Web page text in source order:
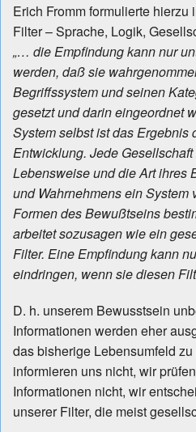
Erich Fromm formulierte hierzu
Filter – Sprache, Logik,
„… die Empfindung kann nur
werden, daß sie
Begriffssystem und seinen
gesetzt und darin eingeordnet
System selbst ist das Ergebnis
Entwicklung. Jede
Lebensweise und die Art ihres
und Wahrnehmens ein System
Formen des Bewußtseins
arbeitet sozusagen wie ein
Filter. Eine Empfindung kann
eindringen, wenn sie diesen
D. h. unserem Bewusstsein
Informationen werden eher
das bisherige Lebensumfeld
informieren uns nicht, wir
Informationen nicht, wir
unserer Filter, die meist